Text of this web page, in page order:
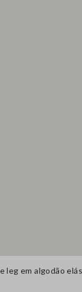
leg em algodão